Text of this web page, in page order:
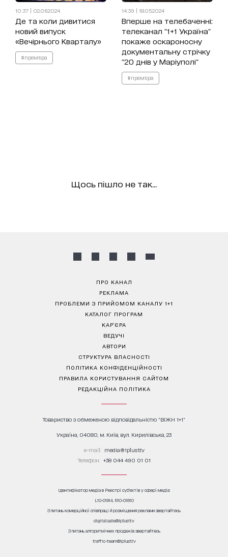
10:37 | 02.06.2024
Де та коли дивитися
новий випуск
«Вечірнього Кварталу»
#прем'єра
14:39 | 18.05.2024
Вперше на телебаченні:
телеканал "1+1 Україна"
покаже оскароносну
документальну стрічку
"20 днів у Маріуполі"
#прем'єра
Щось пішло не так...
ПРО КАНАЛ
РЕКЛАМА
ПРОБЛЕМИ З ПРИЙОМОМ КАНАЛУ 1+1
КАТАЛОГ ПРОГРАМ
КАР’ЄРА
ВЕДУЧІ
АВТОРИ
СТРУКТУРА ВЛАСНОСТІ
ПОЛІТИКА КОНФІДЕНЦІЙНОСТІ
ПРАВИЛА КОРИСТУВАННЯ САЙТОМ
РЕДАКЦІЙНА ПОЛІТИКА
Товариство з обмеженою відповідальністю "ВІЖН 1+1"
Україна, 04080, м. Київ, вул. Кирилівська, 23
е-mail: media@1plus1.tv
Телефон: +38 044 490 01 01
Ідентифікатор медіа в Реєстрі суб’єктів у сфері медіа:
L10-01914, R10-01810
З питань комерційної співпраці й розміщення реклами звертайтесь
digital.sale@1plus1.tv
З питань алгоритмічних продажів звертайтесь
traffic-team@1plus1.tv